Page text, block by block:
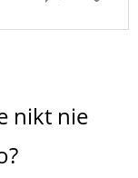
nikt nie